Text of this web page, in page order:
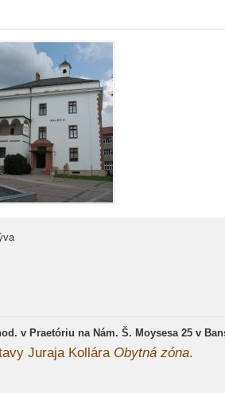
v Praetóriu na Nám. Š. Moysesa 25 v
Juraja Kollára Obytná zóna.